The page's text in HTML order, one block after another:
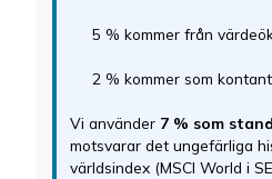
5 % kommer från
2 % kommer som
Vi använder 7 % som
motsvarar det ungefärliga
världsindex (MSCI World i